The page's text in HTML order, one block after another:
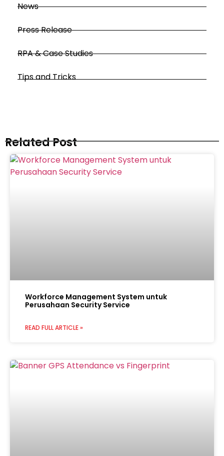
News
Press Release
RPA & Case Studies
Tips and Tricks
Related Post
Workforce Management System untuk
Perusahaan Security Service
READ FULL ARTICLE »